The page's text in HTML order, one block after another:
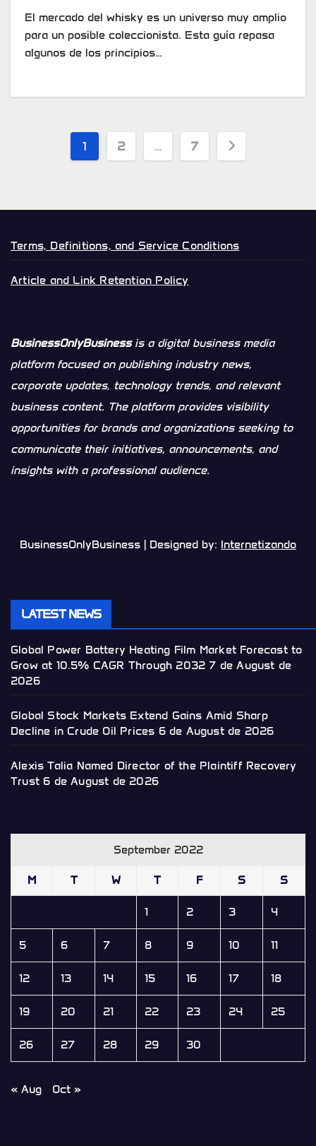
El mercado del whisky es un universo muy amplio
para un posible coleccionista. Esta guía repasa
algunos de los principios…
Posts
1 2 … 7
Terms, Definitions, and Service Conditions
Article and Link Retention Policy
BusinessOnlyBusinessis a digital business media
platform focused on publishing industry news,
corporate updates, technology trends, and relevant
business content. The platform provides visibility
opportunities for brands and organizations seeking to
communicate their initiatives, announcements, and
insights with a professional audience.
BusinessOnlyBusiness | Designed by: Internetizando
LATEST NEWS
Global Power Battery Heating Film Market Forecast to
Grow at 10.5% CAGR Through 2032 7 de August de
2026
Global Stock Markets Extend Gains Amid Sharp
Decline in Crude Oil Prices 6 de August de 2026
Alexis Talia Named Director of the Plaintiff Recovery
Trust 6 de August de 2026
September 2022
M T W T F S S
1 2 3 4
5 6 7 8 9 10 11
12 13 14 15 16 17 18
19 20 21 22 23 24 25
26 27 28 29 30
« Aug Oct »